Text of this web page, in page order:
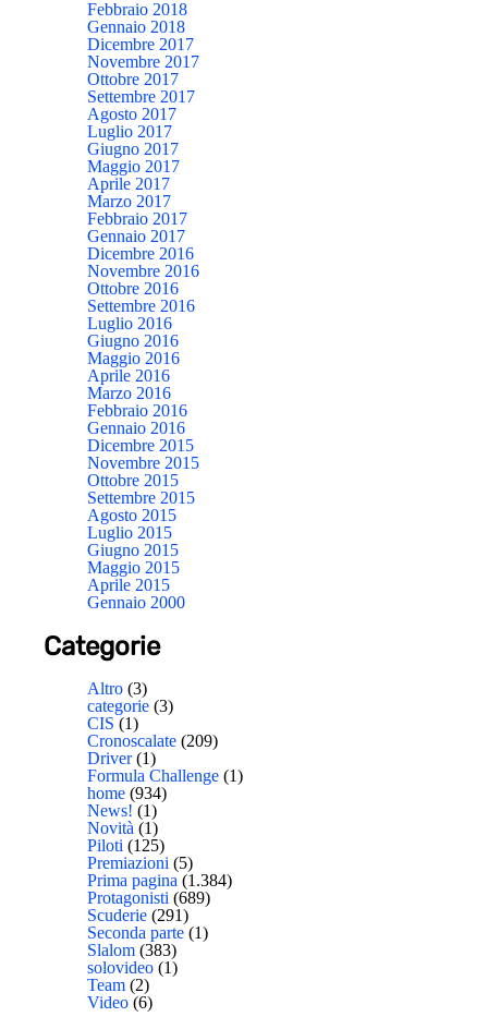
Febbraio 2018
Gennaio 2018
Dicembre 2017
Novembre 2017
Ottobre 2017
Settembre 2017
Agosto 2017
Luglio 2017
Giugno 2017
Maggio 2017
Aprile 2017
Marzo 2017
Febbraio 2017
Gennaio 2017
Dicembre 2016
Novembre 2016
Ottobre 2016
Settembre 2016
Luglio 2016
Giugno 2016
Maggio 2016
Aprile 2016
Marzo 2016
Febbraio 2016
Gennaio 2016
Dicembre 2015
Novembre 2015
Ottobre 2015
Settembre 2015
Agosto 2015
Luglio 2015
Giugno 2015
Maggio 2015
Aprile 2015
Gennaio 2000
Categorie
Altro (3)
categorie (3)
CIS (1)
Cronoscalate (209)
Driver(1)
Formula Challenge (1)
home (934)
News! (1)
Novità (1)
Piloti (125)
Premiazioni (5)
Prima pagina (1.384)
Protagonisti (689)
Scuderie (291)
Seconda parte (1)
Slalom (383)
solovideo (1)
Team (2)
Video (6)